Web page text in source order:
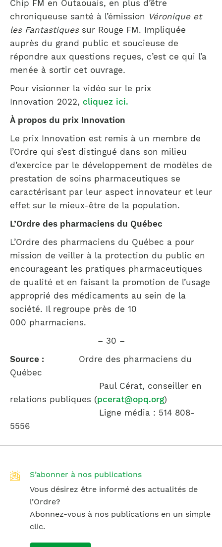
Chip FM en Outaouais, en plus d’être
chroniqueuse santé à l’émission Véronique et
les Fantastiquessur Rouge FM. Impliquée
auprès du grand public et soucieuse de
répondre aux questions reçues, c’est ce qui l’a
menée à sortir cet ouvrage.
Pour visionner la vidéo sur le prix
Innovation 2022, cliquez ici.
À propos du prix Innovation
Le prix Innovation est remis à un membre de
l’Ordre qui s’est distingué dans son milieu
d’exercice par le développement de modèles de
prestation de soins pharmaceutiques se
caractérisant par leur aspect innovateur et leur
effet sur le mieux-être de la population.
L’Ordre des pharmaciens du Québec
L’Ordre des pharmaciens du Québec a pour
mission de veiller à la protection du public en
encourageant les pratiques pharmaceutiques
de qualité et en faisant la promotion de l’usage
approprié des médicaments au sein de la
société. Il regroupe près de 10
000 pharmaciens.
– 30 –
Source : Ordre des pharmaciens du
Québec
Paul Cérat, conseiller en
relations publiques (pcerat@opq.org)
Ligne média : 514 808-
5556
S’abonner à nos publications
Vous désirez être informé des actualités de
l’Ordre?
Abonnez-vous à nos publications en un simple
clic.